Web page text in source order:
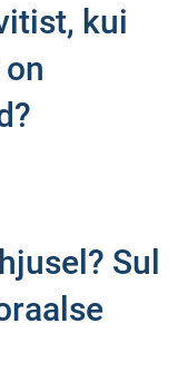
kui
Sul